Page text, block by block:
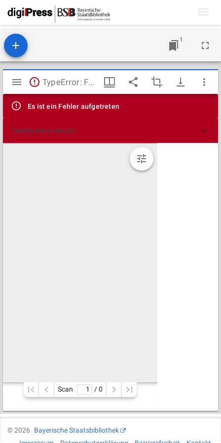
1
Mirador
Viewer
TypeError: Failed to fetch
Es ist ein Fehler aufgetreten
Technische Details
Scan / 0
©2026
Bayerische Staatsbibliothek